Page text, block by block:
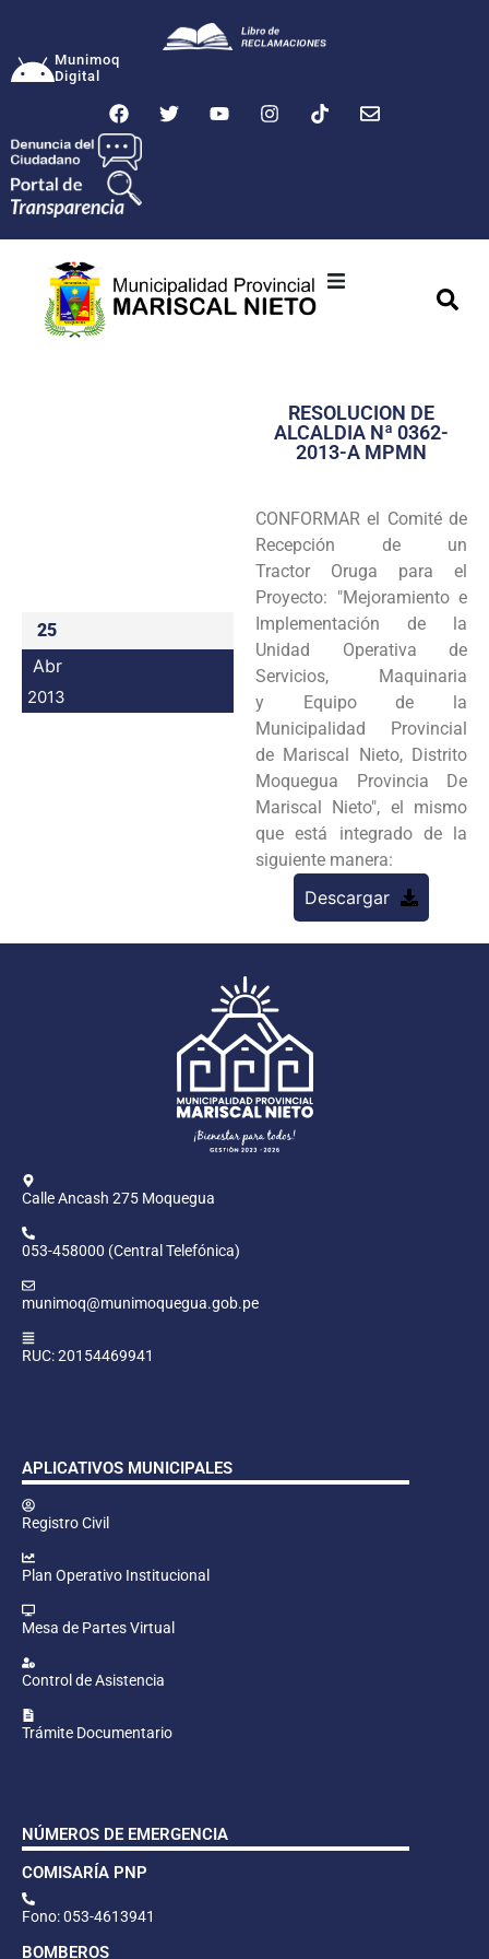
Munimoq
Digital
Transparencia
Programas
Intranet
25
Abr
2013
RESOLUCION DE
ALCALDIA Nª 0362-
2013-A MPMN
CONFORMAR el Comité de
Recepción de un
Tractor Oruga para el
Proyecto: "Mejoramiento e
Implementación de la
Unidad Operativa de
Servicios, Maquinaria
y Equipo de la
Municipalidad Provincial
de Mariscal Nieto, Distrito
Moquegua Provincia De
Mariscal Nieto", el mismo
que está integrado de la
siguiente manera:
Descargar
Calle Ancash 275 Moquegua
053-458000 (Central Telefónica)
munimoq@munimoquegua.gob.pe
RUC: 20154469941
APLICATIVOS MUNICIPALES
Registro Civil
Plan Operativo Institucional
Mesa de Partes Virtual
Control de Asistencia
Trámite Documentario
NÚMEROS DE EMERGENCIA
COMISARÍA PNP
Fono: 053-4613941
BOMBEROS